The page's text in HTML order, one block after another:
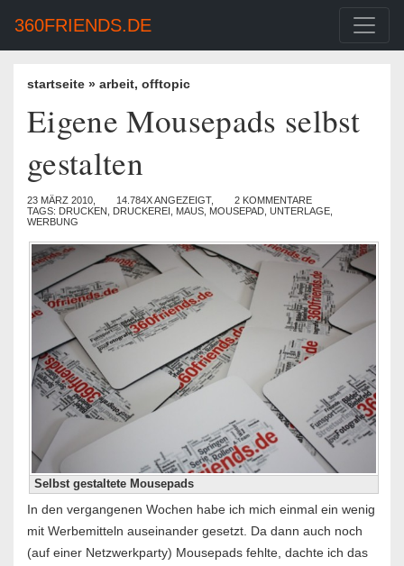
360FRIENDS.DE
startseite » arbeit, offtopic
Eigene Mousepads selbst
gestalten
23 MÄRZ 2010, 14.784X ANGEZEIGT,
2 KOMMENTARE
TAGS: DRUCKEN DRUCKEREI MAUS MOUSEPAD UNTERLAGE
WERBUNG
Selbst gestaltete Mousepads
In den vergangenen Wochen habe ich mich einmal ein wenig
mit Werbemitteln auseinander gesetzt. Da dann auch noch
(auf einer Netzwerkparty) Mousepads fehlte, dachte ich das